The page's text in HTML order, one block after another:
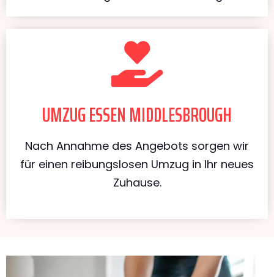
UMZUG ESSEN MIDDLESBROUGH
Nach Annahme des Angebots sorgen wir
für einen reibungslosen Umzug in Ihr neues
Zuhause.